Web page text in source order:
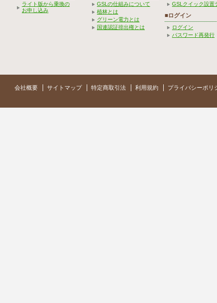
ライト版から乗換の
お申し込み
GSLの仕組みについて
植林とは
グリーン電力とは
国連認証排出権とは
GSLクイック設置
■ログイン
ログイン
パスワード再発行
会社概要 サイトマップ 特定商取引法 利用規約 プライバシーポリ